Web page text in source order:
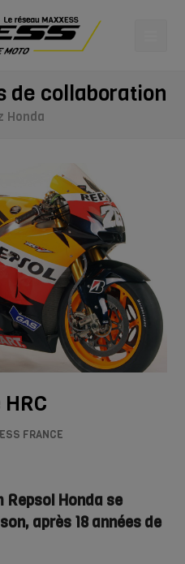
de collaboration
Honda
FRANCE
Repsol Honda se
après 18 années de